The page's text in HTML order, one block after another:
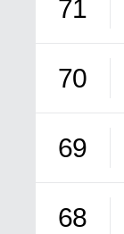
71
70
69
68